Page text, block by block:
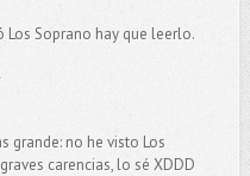
Soprano hay que leerlo.
grande: no he visto Los
carencias, lo sé XDDD